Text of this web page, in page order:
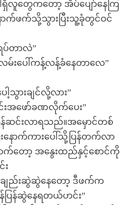
လူတွေကတော့ အိပ်ပျော်နေကြ
က်ဖက်သို့သွားပြီးသူ့ခုံတွင်ဝင်
ပ်တာလဲ”
မ်းပေါ်ကန့်လန့်ခံနေတာလေ”
သွားချင်လို့လား”
အဖော်ခဏလိုက်ပေး”
ဆင်းလာရသည်။အမှောင်တစ်
းနောက်ကားပေါ်သို့ပြန်တက်လာ
က်တော့ အနွေးထည်နှင့်စောင်ကို
း
ည်းဆွဲဆွဲနေတော့ ဒီဖက်က
ြန်ဆွဲနေရတယ်ဟင်း”